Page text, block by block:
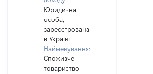
Юридична
особа,
зареєстрована
в Україні
Найменування:
Споживче
товариство